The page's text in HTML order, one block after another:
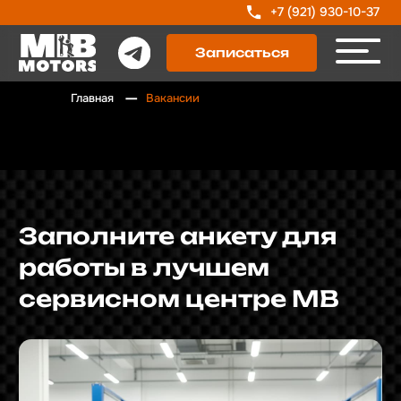
Записаться
+7 (921) 930-10-37
—
Главная Вакансии
работы в лучшем